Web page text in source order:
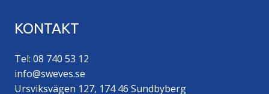
KONTAKT
Tel: 08 740 53 12
info@sweves.se
Ursviksvägen 127, 174 46 Sundbyberg